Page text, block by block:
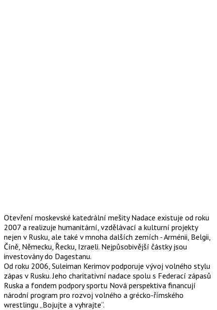
Otevření moskevské katedrální mešity Nadace existuje od roku
2007 a realizuje humanitární, vzdělávací a kulturní projekty
nejen v Rusku, ale také v mnoha dalších zemích - Arménii, Belgii,
Číně, Německu, Řecku, Izraeli. Nejpůsobivější částky jsou
investovány do Dagestanu.
Od roku 2006, Suleiman Kerimov podporuje vývoj volného stylu
zápas v Rusku. Jeho charitativní nadace spolu s Federací zápasů
Ruska a fondem podpory sportu Nová perspektiva financují
národní program pro rozvoj volného a grécko-římského
wrestlingu „Bojujte a vyhrajte“.